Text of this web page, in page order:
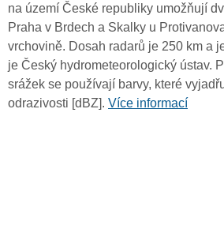
na území České republiky umožňují
Praha v Brdech a Skalky u
vrchovině. Dosah radarů je 250 km a
je Český hydrometeorologický ústav.
srážek se používají barvy, které
odrazivosti [dBZ]. Více informací